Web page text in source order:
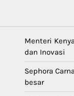
Menteri
dan Inovasi
Sephora
besar